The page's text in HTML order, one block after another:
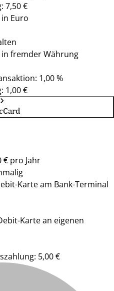
7,50 €
Euro
fremder Währung
1,00 %
1,00 €
€ pro Jahr
Karte am Bank-Terminal
Karte an eigenen
5,00 €